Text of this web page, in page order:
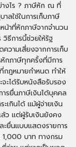
างไร ? ภาษีหัก ณ ที่
ลใช้ในการเก็บภาษี
น้าที่หักภาษีจากจำนวน
ธีการนี้ช่วยให้รัฐ
วามเสี่ยงจากการเก็บ
กภาษีทุกครั้งที่มีการ
กฎหมายกำหนด ทำให้
ะได้รับหนังสือรับรอง
รยื่นภาษีเงินได้บุคคล
เกินได้ แม้ผู้จ่ายเงิน
ล้ว แต่ผู้รับเงินยังคง
ะยื่นแบบแสดงรายการ
1,000 บาท ทางกรม